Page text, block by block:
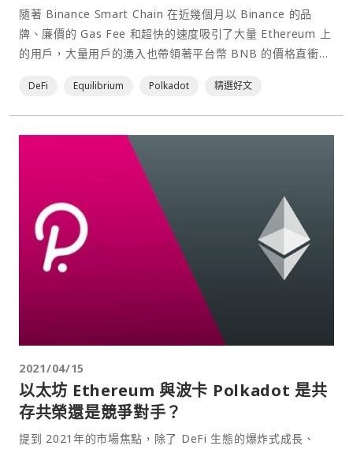
隨著 Binance Smart Chain 在近幾個月以 Binance 的品
牌、廉價的 Gas Fee 和超快的速度吸引了大量 Ethereum 上
的用戶，大量用戶的湧入也帶領著平台幣 BNB 的價格直衝上
默默部署，不容忽視，而其中 Polkadot⋯
DeFi Equilibrium Polkadot 精選好文
2021/04/15
以太坊 Ethereum 與波卡 Polkadot 是共
存共榮還是競爭對手？
提到 2021年的市場焦點，除了 DeFi 生態的爆炸式成長、